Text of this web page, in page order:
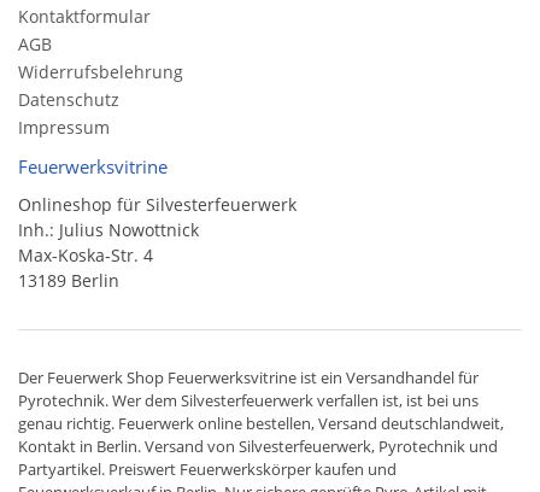
Kontaktformular
AGB
Widerrufsbelehrung
Datenschutz
Impressum
Feuerwerksvitrine
Onlineshop für Silvesterfeuerwerk
Inh.: Julius Nowottnick
Max-Koska-Str. 4
13189 Berlin
Der Feuerwerk Shop Feuerwerksvitrine ist ein Versandhandelfür
Pyrotechnik. Wer dem Silvesterfeuerwerk verfallen ist, ist bei uns
genau richtig. Feuerwerk online bestellen,Versand deutschlandweit,
Kontakt in Berlin. Versand von Silvesterfeuerwerk, Pyrotechnik und
Partyartikel. Preiswert Feuerwerkskörper kaufen und